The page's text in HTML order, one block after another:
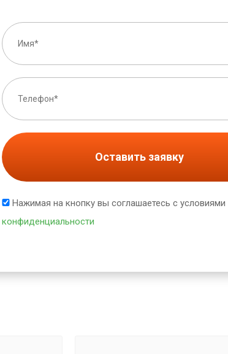
Оставить заявку
Нажимая на кнопку вы соглашаетесь с условиями
конфиденциальности